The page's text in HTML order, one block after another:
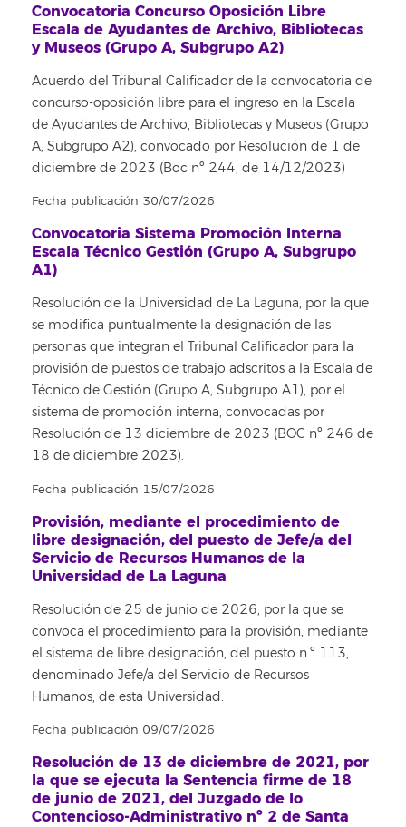
Convocatoria Concurso Oposición Libre
Escala de Ayudantes de Archivo, Bibliotecas
y Museos (Grupo A, Subgrupo A2)
Acuerdo del Tribunal Calificador de la convocatoria de
concurso-oposición libre para el ingreso en la Escala
de Ayudantes de Archivo, Bibliotecas y Museos (Grupo
A, Subgrupo A2), convocado por Resolución de 1 de
diciembre de 2023 (Boc nº 244, de 14/12/2023)
Fecha publicación 30/07/2026
Convocatoria Sistema Promoción Interna
Escala Técnico Gestión (Grupo A, Subgrupo
A1)
Resolución de la Universidad de La Laguna, por la que
se modifica puntualmente la designación de las
personas que integran el Tribunal Calificador para la
provisión de puestos de trabajo adscritos a la Escala de
Técnico de Gestión (Grupo A, Subgrupo A1), por el
sistema de promoción interna, convocadas por
Resolución de 13 diciembre de 2023 (BOC nº 246 de
18 de diciembre 2023).
Fecha publicación 15/07/2026
Provisión, mediante el procedimiento de
libre designación, del puesto de Jefe/a del
Servicio de Recursos Humanos de la
Universidad de La Laguna
Resolución de 25 de junio de 2026, por la que se
convoca el procedimiento para la provisión, mediante
el sistema de libre designación, del puesto n.º 113,
denominado Jefe/a del Servicio de Recursos
Humanos, de esta Universidad.
Fecha publicación 09/07/2026
Resolución de 13 de diciembre de 2021, por
la que se ejecuta la Sentencia firme de 18
de junio de 2021, del Juzgado de lo
Contencioso-Administrativo nº 2 de Santa